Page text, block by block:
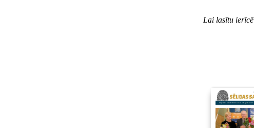
Lai lasītu